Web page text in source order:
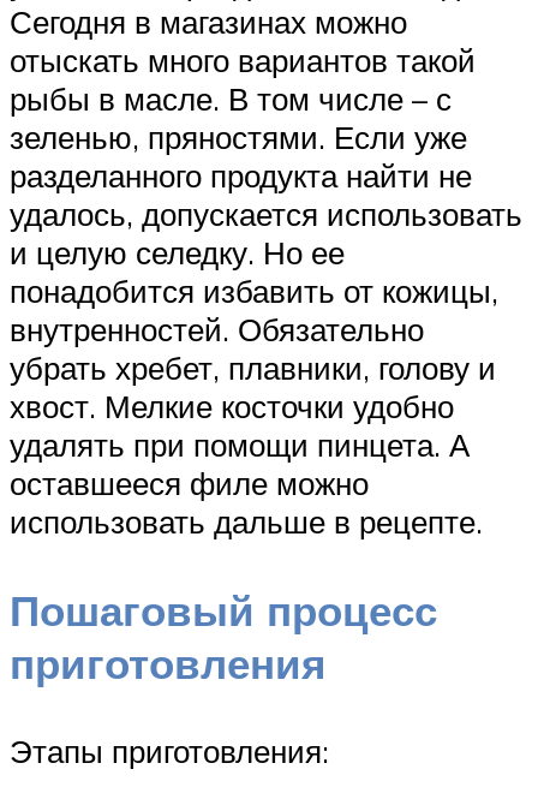
Сегодня в магазинах можно
отыскать много вариантов такой
рыбы в масле. В том числе – с
зеленью, пряностями. Если уже
разделанного продукта найти не
удалось, допускается использовать
и целую селедку. Но ее
понадобится избавить от кожицы,
внутренностей. Обязательно
убрать хребет, плавники, голову и
хвост. Мелкие косточки удобно
удалять при помощи пинцета. А
оставшееся филе можно
использовать дальше в рецепте.
Пошаговый процесс
приготовления
Этапы приготовления: